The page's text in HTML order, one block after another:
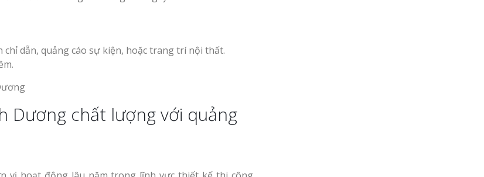
dẫn, quảng cáo sự kiện, hoặc trang trí nội thất.
Dương chất lượng với quảng